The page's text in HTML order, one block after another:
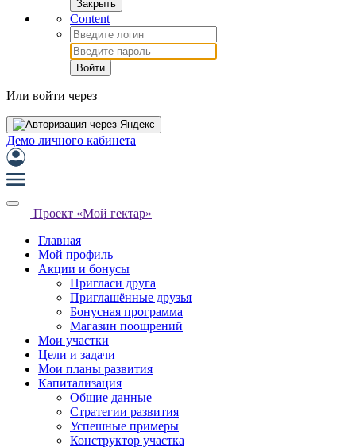
Закрыть
Content
Войти
Или войти через
Демо личного кабинета
Проект «Мой гектар»
Главная
Мой профиль
Акции и бонусы
Пригласи друга
Приглашённые друзья
Бонусная программа
Магазин поощрений
Мои участки
Цели и задачи
Мои планы развития
Капитализация
Общие данные
Стратегии развития
Успешные примеры
Конструктор участка